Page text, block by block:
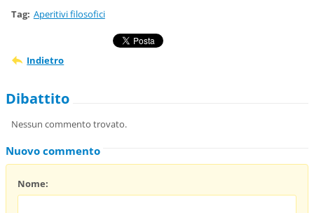
Tag: Aperitivi filosofici
Indietro
Dibattito
Nessun commento trovato.
Nuovo commento
Nome: